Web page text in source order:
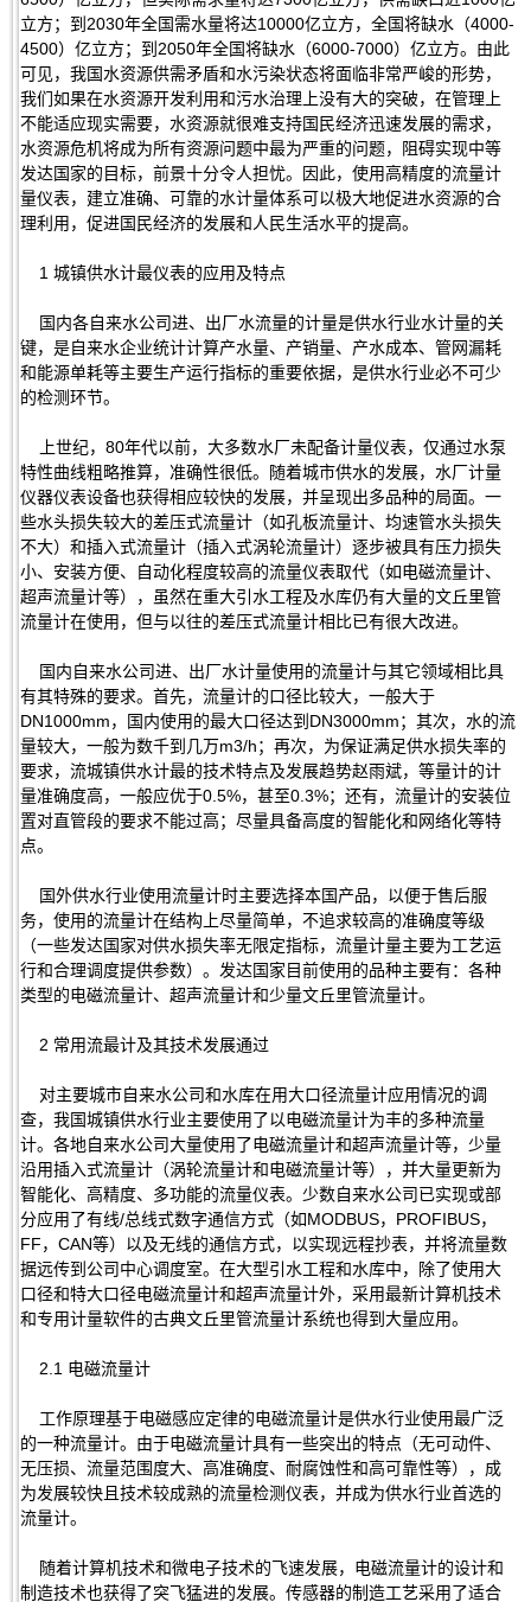
立方；到2030年全国需水量将达10000亿立方，全国将缺水（4000-
4500）亿立方；到2050年全国将缺水（6000-7000）亿立方。由此
可见，我国水资源供需矛盾和水污染状态将面临非常严峻的形势，
我们如果在水资源开发利用和污水治理上没有大的突破，在管理上
不能适应现实需要，水资源就很难支持国民经济迅速发展的需求，
水资源危机将成为所有资源问题中最为严重的问题，阻碍实现中等
发达国家的目标，前景十分令人担忧。因此，使用高精度的流量计
量仪表，建立准确、可靠的水计量体系可以极大地促进水资源的合
理利用，促进国民经济的发展和人民生活水平的提高。
1 城镇供水计最仪表的应用及特点
国内各自来水公司进、出厂水流量的计量是供水行业水计量的关
键，是自来水企业统计计算产水量、产销量、产水成本、管网漏耗
和能源单耗等主要生产运行指标的重要依据，是供水行业必不可少
的检测环节。
上世纪，80年代以前，大多数水厂未配备计量仪表，仅通过水泵
特性曲线粗略推算，准确性很低。随着城市供水的发展，水厂计量
仪器仪表设备也获得相应较快的发展，并呈现出多品种的局面。一
些水头损失较大的差压式流量计（如孔板流量计、均速管水头损失
不大）和插入式流量计（插入式涡轮流量计）逐步被具有压力损失
小、安装方便、自动化程度较高的流量仪表取代（如电磁流量计、
超声流量计等），虽然在重大引水工程及水库仍有大量的文丘里管
流量计在使用，但与以往的差压式流量计相比已有很大改进。
国内自来水公司进、出厂水计量使用的流量计与其它领域相比具
有其特殊的要求。首先，流量计的口径比较大，一般大于
DN1000mm，国内使用的最大口径达到DN3000mm；其次，水的流
量较大，一般为数千到几万m3/h；再次，为保证满足供水损失率的
要求，流城镇供水计最的技术特点及发展趋势赵雨斌，等量计的计
量准确度高，一般应优于0.5%，甚至0.3%；还有，流量计的安装位
置对直管段的要求不能过高；尽量具备高度的智能化和网络化等特
点。
国外供水行业使用流量计时主要选择本国产品，以便于售后服
务，使用的流量计在结构上尽量简单，不追求较高的准确度等级
（一些发达国家对供水损失率无限定指标，流量计量主要为工艺运
行和合理调度提供参数）。发达国家目前使用的品种主要有：各种
类型的电磁流量计、超声流量计和少量文丘里管流量计。
2 常用流最计及其技术发展通过
对主要城市自来水公司和水库在用大口径流量计应用情况的调
查，我国城镇供水行业主要使用了以电磁流量计为丰的多种流量
计。各地自来水公司大量使用了电磁流量计和超声流量计等，少量
沿用插入式流量计（涡轮流量计和电磁流量计等），并大量更新为
智能化、高精度、多功能的流量仪表。少数自来水公司已实现或部
分应用了有线/总线式数字通信方式（如MODBUS，PROFIBUS，
FF，CAN等）以及无线的通信方式，以实现远程抄表，并将流量数
据远传到公司中心调度室。在大型引水工程和水库中，除了使用大
口径和特大口径电磁流量计和超声流量计外，采用最新计算机技术
和专用计量软件的古典文丘里管流量计系统也得到大量应用。
2.1 电磁流量计
工作原理基于电磁感应定律的电磁流量计是供水行业使用最广泛
的一种流量计。由于电磁流量计具有一些突出的特点（无可动件、
无压损、流量范围度大、高准确度、耐腐蚀性和高可靠性等），成
为发展较快且技术较成熟的流量检测仪表，并成为供水行业首选的
流量计。
随着计算机技术和微电子技术的飞速发展，电磁流量计的设计和
制造技术也获得了突飞猛进的发展。传感器的制造工艺采用了适合